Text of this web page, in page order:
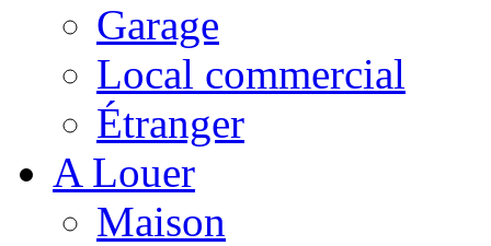
Garage
Local commercial
Étranger
A Louer
Maison